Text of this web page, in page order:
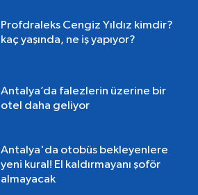
Profdraleks Cengiz Yıldız kimdir?
kaç yaşında, ne iş yapıyor?
Antalya’da falezlerin üzerine bir
otel daha geliyor
Antalya'da otobüs bekleyenlere
yeni kural! El kaldırmayanı şoför
almayacak